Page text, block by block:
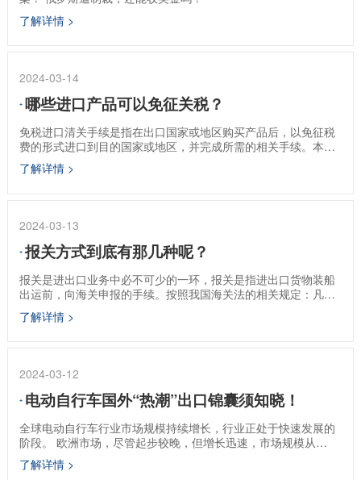
了解详情 >
2024-03-14
哪些进口产品可以免征关税？
免税进口清关手续是指在出口国家或地区购买产品后，以免征税
费的形式进口到目的国家或地区，并完成所需的相关手续。本文
将详细介绍免税进口清关手续的流程和注意事项。
了解详情 >
2024-03-13
报关方式到底有那几种呢？
报关是进出口业务中必不可少的一环，报关是指进出口货物装船
出运前，向海关申报的手续。按照我国海关法的相关规定：凡是
进出国境的货物，必须经由设有海关的港口、车站、国际航空
站，并由货物所有人向海关申报，经过海关放行后，货物才可提
了解详情 >
2024-03-12
电动自行车国外“热潮”出口锦囊须知晓！
全球电动自行车行业市场规模持续增长，行业正处于快速发展的
阶段。 欧洲市场，尽管起步较晚，但增长迅速，市场规模从
2018年的45.74亿美元增长至2022年的85.21亿美元，市场占比
接近30%。生产方面，中国由于起步较早，占据了电动自行车生
了解详情 >